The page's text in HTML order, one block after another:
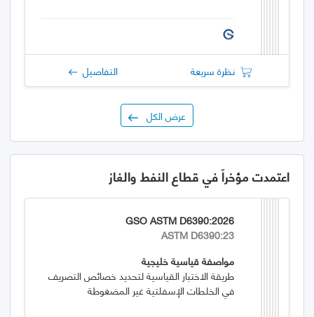
نظرة سريعة التفاصيل
عرض الكل
اعتمدت مؤخراً في قطاع النفط والغاز
GSO ASTM D6390:2026
ASTM D6390:23
مواصفة قياسية خليجية
طريقة الاختبار القياسية لتحديد خصائص التصريف
في الخلطات الإسفلتية غير المضغوطة